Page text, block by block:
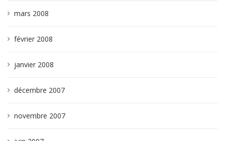
mars 2008
février 2008
janvier 2008
décembre 2007
novembre 2007